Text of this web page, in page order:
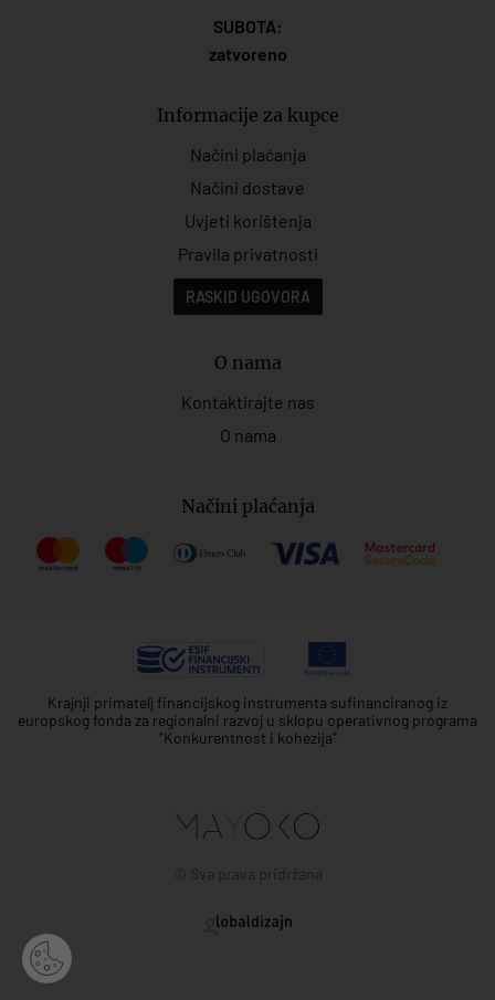
SUBOTA:
zatvoreno
Informacije za kupce
Načini plaćanja
Načini dostave
Uvjeti korištenja
Pravila privatnosti
RASKID UGOVORA
O nama
Kontaktirajte nas
O nama
Načini plaćanja
Krajnji primatelj financijskog instrumenta sufinanciranog iz
europskog fonda za regionalni razvoj u sklopu operativnog programa
"Konkurentnost i kohezija"
© Sva prava pridržana